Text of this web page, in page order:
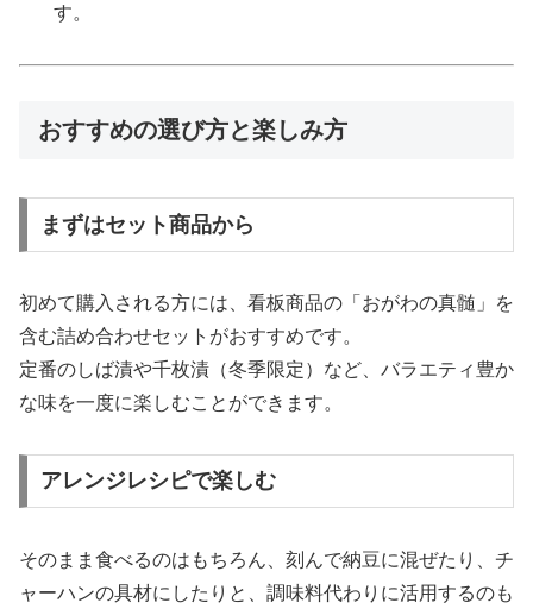
す。
おすすめの選び方と楽しみ方
まずはセット商品から
初めて購入される方には、看板商品の「おがわの真髄」を
含む詰め合わせセットがおすすめです。
定番のしば漬や千枚漬（冬季限定）など、バラエティ豊か
な味を一度に楽しむことができます。
アレンジレシピで楽しむ
そのまま食べるのはもちろん、刻んで納豆に混ぜたり、チ
ャーハンの具材にしたりと、調味料代わりに活用するのも